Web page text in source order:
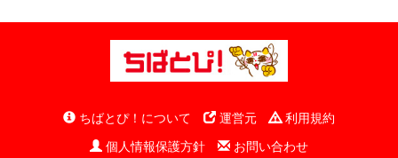
ちばとぴ！について 運営元
利用規約
個人情報保護方針
お問い合わせ